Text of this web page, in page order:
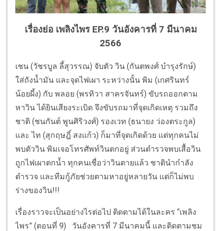
เรื่องย่อ เพลิงไพร EP.9 วันอังคารที่ 7 มีนาคม
2566
เชน (วัชรบูล ลี้สุวรรณ) จับตัว วิน (กันตพงศ์ บำรุงรักษ์)
ใส่ถังน้ำมัน และจุดไฟเผา ระหว่างนั้น พิม (เกศรินทร์
น้อยผึ้ง) กับ พลอย (พรทิวา สาครจันทร์) ขับรถออกตาม
หาวิน ได้ยินเสียงระเบิด จึงขับรถมาที่จุดเกิดเหตุ รวมถึง
ชาติ (ชนกันต์ พูนศิริวงศ์) รองเวท (ธนายง ว่องตระกูล)
และ ไท (สุกฤษฎิ์ สงแก้ว) ก็มาที่จุดเกิดด้วย แต่ทุกคนไม่
พบตัววิน พิมเจอโทรศัพท์วินตกอยู่ ส่วนตำรวจพบเสื้อวิน
ถูกไฟเผาตกน้ำ ทุกคนเชื่อว่าวินตายแล้ว ชาตินำกำลัง
ตำรวจ และทีมกู้ภัยช่วยตามหาอยู่หลายวัน แต่ก็ไม่พบ
ร่างของวิน!!!
เรื่องราวจะเป็นอย่างไรต่อไป ติดตามได้ในละคร “เพลิง
ไพร” (ตอนที่ 9) วันอังคารที่ 7 มีนาคมนี้ และติดตามชม